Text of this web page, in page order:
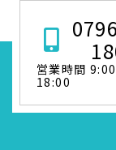
営業時間
18:00